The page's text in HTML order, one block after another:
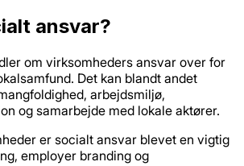
ansvar?
om virksomheders ansvar over for
Det kan blandt andet
arbejdsmiljø,
og samarbejde med lokale aktører.
er socialt ansvar blevet en vigtig
employer branding og